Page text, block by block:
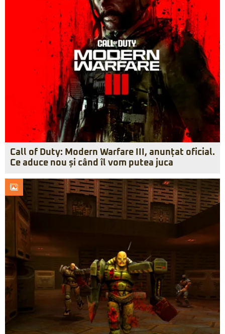
Call of Duty: Modern Warfare III, anunțat oficial.
Ce aduce nou și când îl vom putea juca